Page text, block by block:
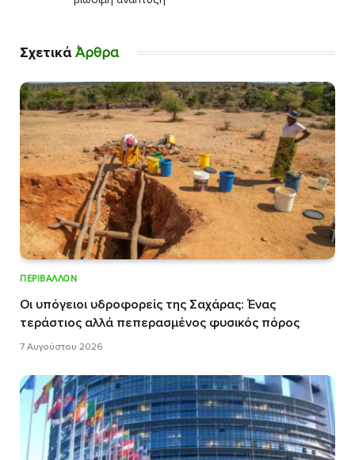
ΣχετικάΆρθρα
ΠΕΡΙΒΆΛΛΟΝ
Οι υπόγειοι υδροφορείς της Σαχάρας: Ένας
τεράστιος αλλά πεπερασμένος φυσικός πόρος
7 Αυγούστου 2026